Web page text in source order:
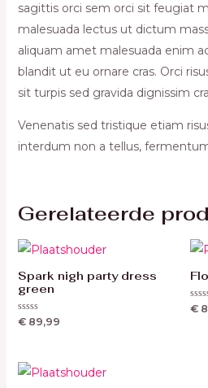
sagittis orci sem orci sit feugiat
malesuada lectus ut dictum
aliquam amet malesuada enim
blandit ut eu ornare cras. Orci
sit turpis sed gravida dignissim
Venenatis sed tristique etiam
interdum non a tellus,
Gerelateerde
Spark nigh party dress
green
Waardering
€89,99
€